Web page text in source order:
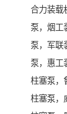
合力装载
泵，烟工
泵，军联
泵，惠工
柱塞泵，
柱塞泵，